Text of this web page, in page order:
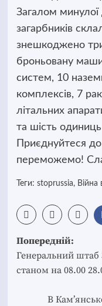
Загалом минулої
загарбників
знешкоджено
броньовану
систем, 10
комплексів, 7
літальних
та шість одиниць
Приєднуйтеся
переможемо!
Теги: stoprussia, Війна
Post
navigation
Попередній:
Генеральний
станом на 08.00
В